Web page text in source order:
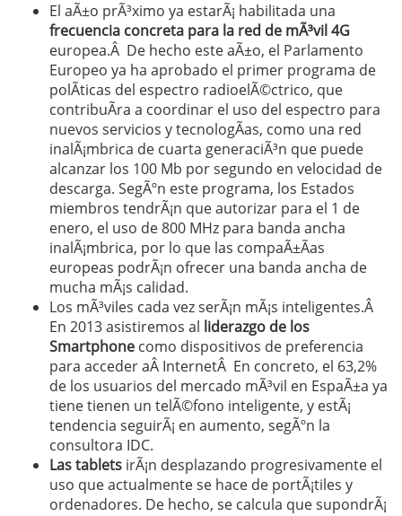
El aÃ±o prÃ³ximo ya estarÃ¡ habilitada una
frecuencia concreta para la red de mÃ³vil 4G
europea.Â De hecho este aÃ±o, el Parlamento
Europeo ya ha aprobado el primer programa de
polÃ­ticas del espectro radioelÃ©ctrico, que
contribuÃ­ra a coordinar el uso del espectro para
nuevos servicios y tecnologÃ­as, como una red
inalÃ¡mbrica de cuarta generaciÃ³n que puede
alcanzar los 100 Mb por segundo en velocidad de
descarga. SegÃºn este programa, los Estados
miembros tendrÃ¡n que autorizar para el 1 de
enero, el uso de 800 MHz para banda ancha
inalÃ¡mbrica, por lo que las compaÃ±Ã­as
europeas podrÃ¡n ofrecer una banda ancha de
mucha mÃ¡s calidad.
Los mÃ³viles cada vez serÃ¡n mÃ¡s inteligentes.Â
En 2013 asistiremos al liderazgo de los
Smartphone como dispositivos de preferencia
para acceder aÂ InternetÂ En concreto, el 63,2%
de los usuarios del mercado mÃ³vil en EspaÃ±a ya
tiene tienen un telÃ©fono inteligente, y estÃ¡
tendencia seguirÃ¡ en aumento, segÃºn la
consultora IDC.
Las tablets irÃ¡n desplazando progresivamente el
uso que actualmente se hace de portÃ¡tiles y
ordenadores. De hecho, se calcula que supondrÃ¡